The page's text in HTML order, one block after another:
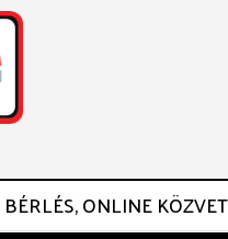
BÉRLÉS, ONLINE